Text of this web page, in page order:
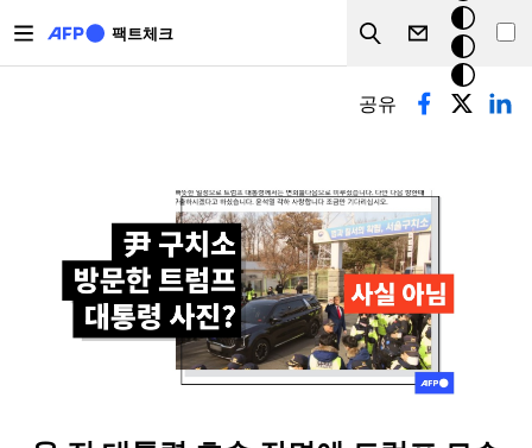
팩트체크
Search
크
모
드
기본탭
공유